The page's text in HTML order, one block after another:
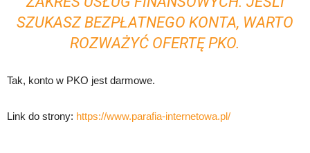
SZUKASZ BEZPŁATNEGO KONTA, WARTO
ROZWAŻYĆ OFERTĘ PKO.
Tak, konto w PKO jest darmowe.
Link do strony: https://www.parafia-internetowa.pl/